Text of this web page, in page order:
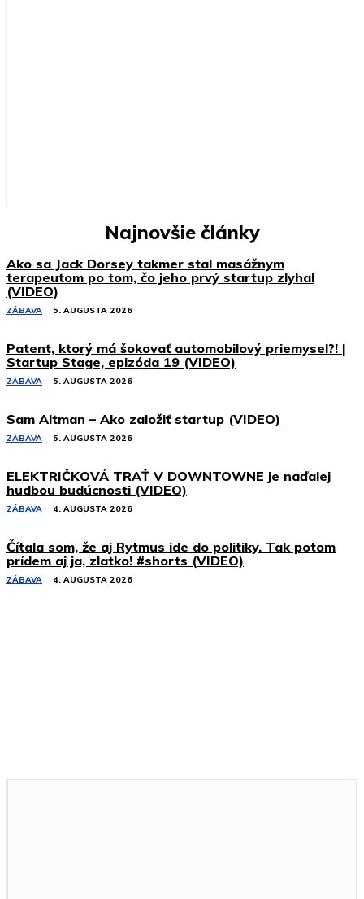
Najnovšie články
Ako sa Jack Dorsey takmer stal masážnym
terapeutom po tom, čo jeho prvý startup zlyhal
(VIDEO)
ZÁBAVA 5. AUGUSTA 2026
Patent, ktorý má šokovať automobilový priemysel?! |
Startup Stage, epizóda 19 (VIDEO)
ZÁBAVA 5. AUGUSTA 2026
Sam Altman – Ako založiť startup (VIDEO)
ZÁBAVA 5. AUGUSTA 2026
ELEKTRIČKOVÁ TRAŤ V DOWNTOWNE je naďalej
hudbou budúcnosti (VIDEO)
ZÁBAVA 4. AUGUSTA 2026
Čítala som, že aj Rytmus ide do politiky. Tak potom
prídem aj ja, zlatko! #shorts (VIDEO)
ZÁBAVA 4. AUGUSTA 2026